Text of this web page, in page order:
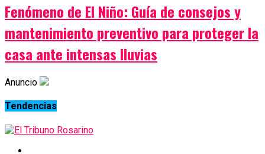
Fenómeno de El Niño: Guía de consejos y
mantenimiento preventivo para proteger la
casa ante intensas lluvias
Anuncio
Tendencias